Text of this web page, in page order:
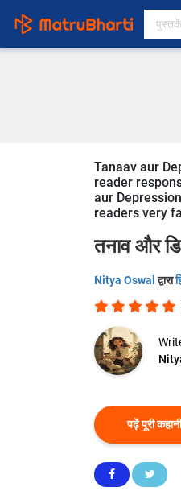
Tanaav aur
reader
aur
readers very
तनाव और
Nitya Oswalद्वारा
पढ़ें पूरी कहानी